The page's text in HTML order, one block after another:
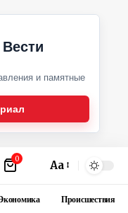
и памятные
0 Аа
Происшествия